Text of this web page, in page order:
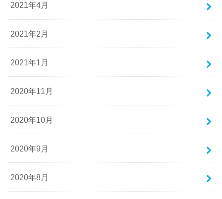
2021年4月
2021年2月
2021年1月
2020年11月
2020年10月
2020年9月
2020年8月